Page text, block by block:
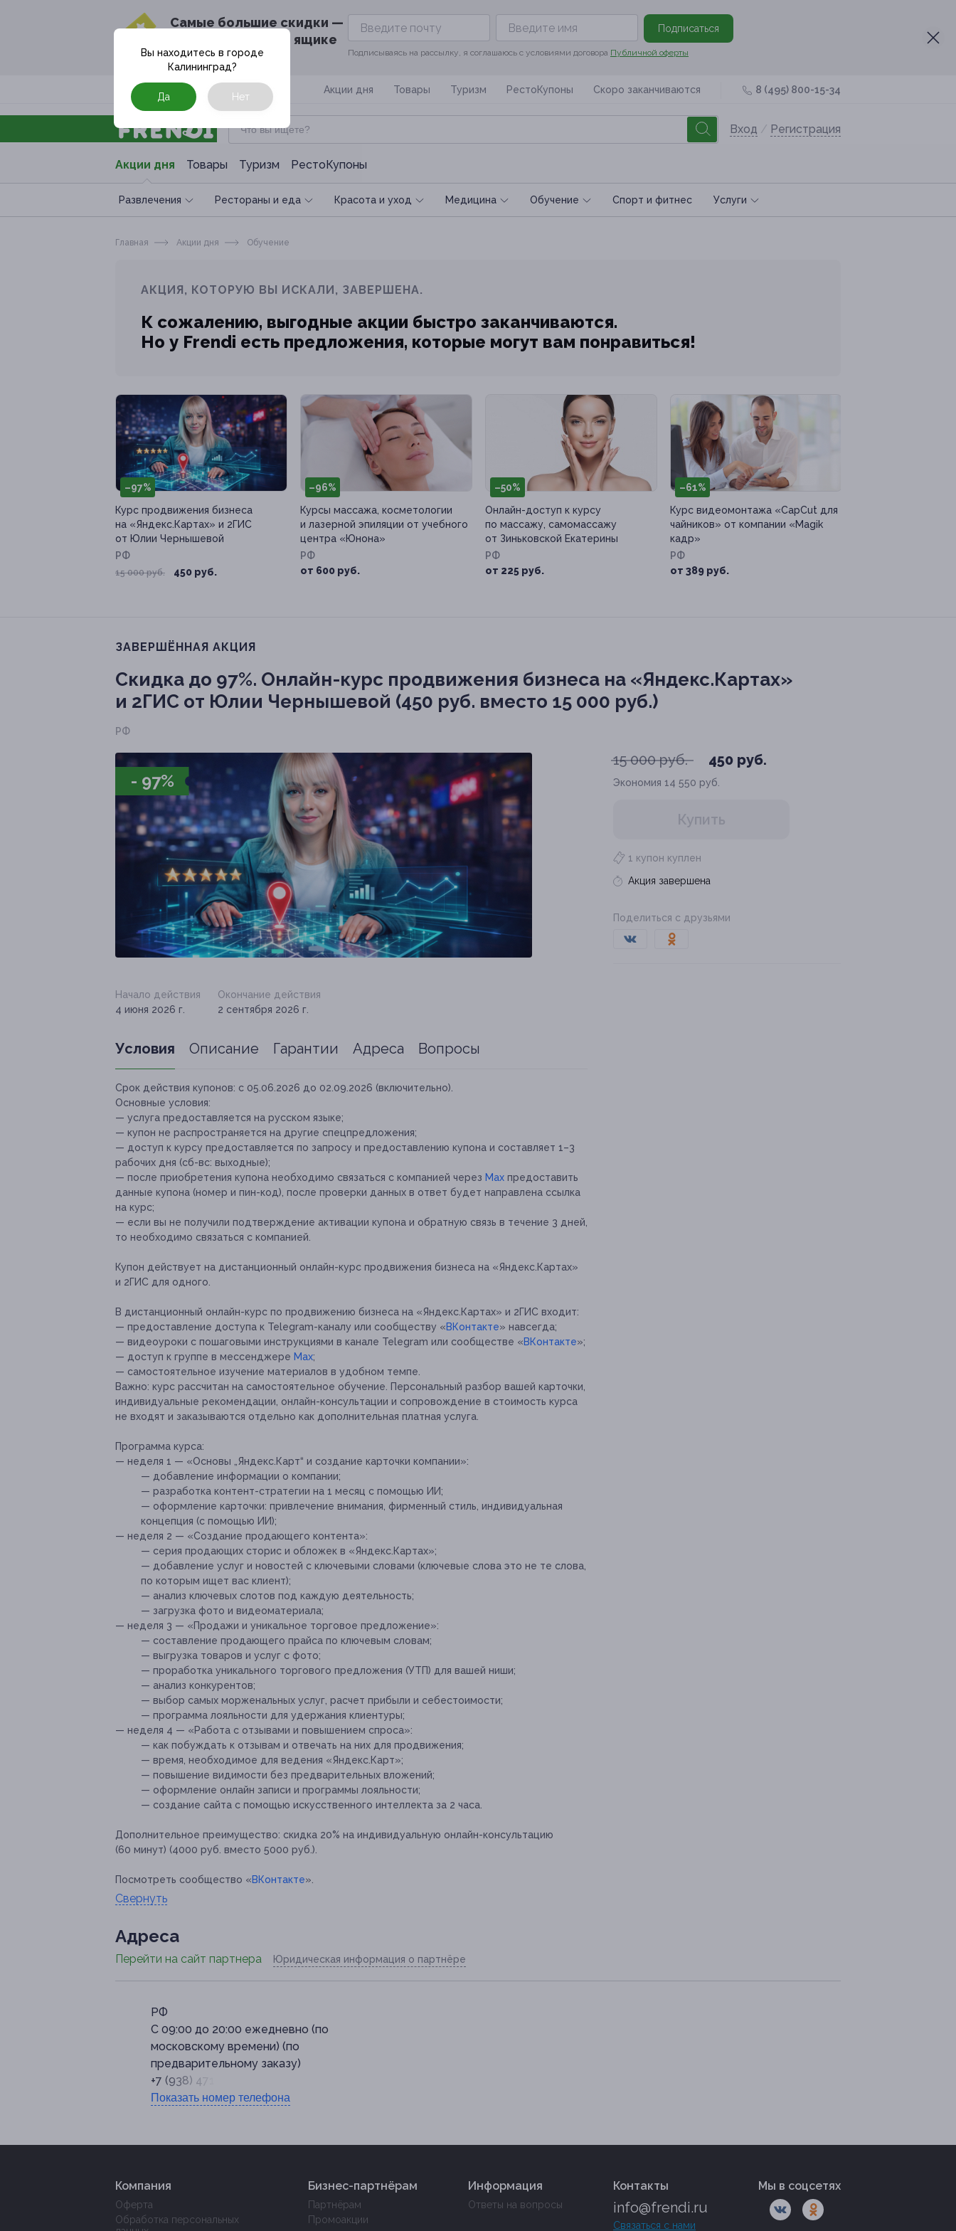
Cамые большие скидки —
в твоём почтовом ящике
Подписаться
Подписываясь на рассылку, я соглашаюсь с условиями договора Публичной оферты
Москва Акции дня Товары Туризм РестоКупоны Скоро заканчиваются 8 (495) 800-15-34
Вход / Регистрация
Акции дня Товары Туризм РестоКупоны
Развлечения Рестораны и еда Красота и уход Медицина Обучение Спoрт и фитнес Услуги
Вы находитесь в городе
Калининград?
Да Нет
Главная Акции дня Обучение
АКЦИЯ, КОТОРУЮ ВЫ ИСКАЛИ, ЗАВЕРШЕНА.
К сожалению, выгодные акции быстро заканчиваются.
Но у Frendi есть предложения, которые могут вам понравиться!
–97%
Курс продвижения бизнеса
на «Яндекс.Картах» и 2ГИС
от Юлии Чернышевой
РФ
15 000 руб. 450 руб.
–96%
Курсы массажа, косметологии
и лазерной эпиляции от учебного
центра «Юнона»
РФ
от 600 руб.
–50%
Онлайн-доступ к курсу
по массажу, самомассажу
от Зиньковской Екатерины
РФ
от 225 руб.
–61%
Курс видеомонтажа «CapCut для
чайников» от компании «Magik
кадр»
РФ
от 389 руб.
ЗАВЕРШЁННАЯ АКЦИЯ
Скидка до 97%. Онлайн-курс продвижения бизнеса на «Яндекс.Картах»
и 2ГИС от Юлии Чернышевой (450 руб. вместо 15 000 руб.)
РФ
- 97%
15 000 руб. 450 руб.
Экономия 14 550 руб.
Купить
1 купон куплен
Акция завершена
Поделиться с друзьями
Начало действия
4 июня 2026 г.
Окончание действия
2 сентября 2026 г.
Условия Описание Гарантии Адреса Вопросы
Срок действия купонов: с 05.06.2026 до 02.09.2026 (включительно).
Основные условия:
— услуга предоставляется на русском языке;
— купон не распространяется на другие спецпредложения;
— доступ к курсу предоставляется по запросу и предоставлению купона и составляет 1–3
рабочих дня (сб-вс: выходные);
— после приобретения купона необходимо связаться с компанией через Max предоставить
данные купона (номер и пин-код), после проверки данных в ответ будет направлена ссылка
на курс;
— если вы не получили подтверждение активации купона и обратную связь в течение 3 дней,
то необходимо связаться с компанией.
Купон действует на дистанционный онлайн-курс продвижения бизнеса на «Яндекс.Картах»
и 2ГИС для одного.
В дистанционный онлайн-курс по продвижению бизнеса на «Яндекс.Картах» и 2ГИС входит:
— предоставление доступа к Telegram-каналу или сообществу «ВКонтакте» навсегда;
— видеоуроки с пошаговыми инструкциями в канале Telegram или сообществе «ВКонтакте»;
— доступ к группе в мессенджере Max;
— самостоятельное изучение материалов в удобном темпе.
Важно: курс рассчитан на самостоятельное обучение. Персональный разбор вашей карточки,
индивидуальные рекомендации, онлайн-консультации и сопровождение в стоимость курса
не входят и заказываются отдельно как дополнительная платная услуга.
Программа курса:
— неделя 1 — «Основы „Яндекс.Карт“ и создание карточки компании»:
— добавление информации о компании;
— разработка контент-стратегии на 1 месяц с помощью ИИ;
— оформление карточки: привлечение внимания, фирменный стиль, индивидуальная
концепция (с помощью ИИ);
— неделя 2 — «Создание продающего контента»:
— серия продающих сторис и обложек в «Яндекс.Картах»;
— добавление услуг и новостей с ключевыми словами (ключевые слова это не те слова,
по которым ищет вас клиент);
— анализ ключевых слотов под каждую деятельность;
— загрузка фото и видеоматериала;
— неделя 3 — «Продажи и уникальное торговое предложение»:
— составление продающего прайса по ключевым словам;
— выгрузка товаров и услуг с фото;
— проработка уникального торгового предложения (УТП) для вашей ниши;
— анализ конкурентов;
— выбор самых морженальных услуг, расчет прибыли и себестоимости;
— программа лояльности для удержания клиентуры;
— неделя 4 — «Работа с отзывами и повышением спроса»:
— как побуждать к отзывам и отвечать на них для продвижения;
— время, необходимое для ведения «Яндекс.Карт»;
— повышение видимости без предварительных вложений;
— оформление онлайн записи и программы лояльности;
— создание сайта с помощью искусственного интеллекта за 2 часа.
Дополнительное преимущество: скидка 20% на индивидуальную онлайн-консультацию
(60 минут) (4000 руб. вместо 5000 руб.).
Посмотреть сообщество «ВКонтакте».
Свернуть
Адресa
Перейти на сайт партнера Юридическая информация о партнёре
РФ
С 09:00 до 20:00 ежедневно (по
московскому времени) (по
предварительному заказу)
+7 (938) 471-84-17
Показать номер телефона
Компания
Оферта
Обработка персональных
Бизнес-партнёрам
Партнёрам
Промоакции
Информация
Ответы на вопросы
Контакты
info@frendi.ru
Связаться с нами
Мы в соцсетях